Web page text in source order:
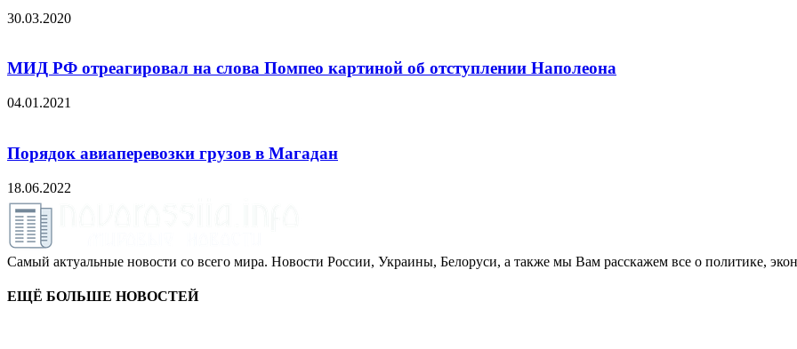
30.03.2020
МИД РФ отреагировал на слова Помпео картиной об отступлении Наполеона
04.01.2021
Порядок авиаперевозки грузов в Магадан
18.06.2022
Самый актуальные новости со всего мира. Новости России, Украины, Белоруси, а также мы Вам расскажем все о политике,
ЕЩЁ БОЛЬШЕ НОВОСТЕЙ